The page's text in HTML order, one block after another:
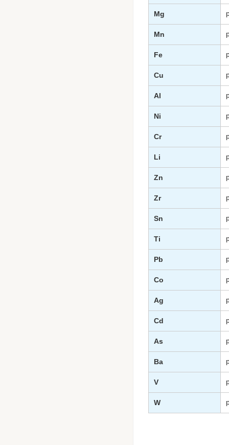
Mg
Mn
Fe
Cu
Al
Ni
Cr
Li
Zn
Zr
Sn
Ti
Pb
Co
Ag
Cd
As
Ba
V
W